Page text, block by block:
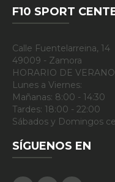
F10 SPORT
Calle Fuentelarreina, 14
49009 - Zamora
HORARIO DE VERANO
Lunes a Viernes:
Mañanas: 8:00 - 14:30
Tardes: 18:00 - 22:00
Sábados y Domingos
SÍGUENOS EN